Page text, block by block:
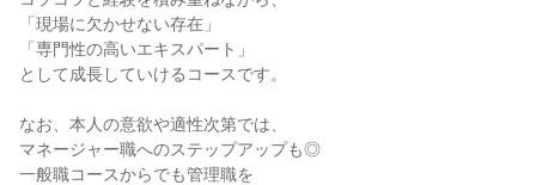
「現場に欠かせない存在」
「専門性の高いエキスパート」
として成長していけるコースです。
なお、本人の意欲や適性次第では、
マネージャー職へのステップアップも◎
一般職コースからでも管理職を